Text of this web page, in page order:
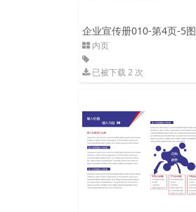
企业宣传册010-第4页-5图
内页
已被下载 2 次